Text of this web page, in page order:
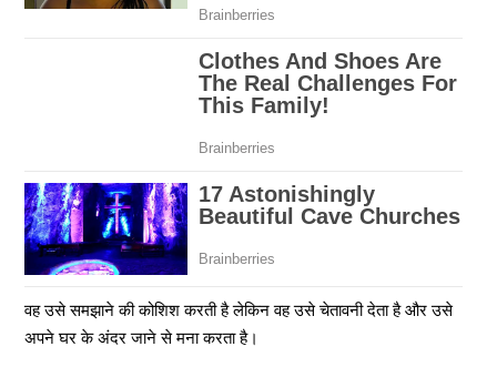
वह उसे समझाने की कोशिश करती है लेकिन वह उसे चेतावनी देता है और उसे
अपने घर के अंदर जाने से मना करता है।